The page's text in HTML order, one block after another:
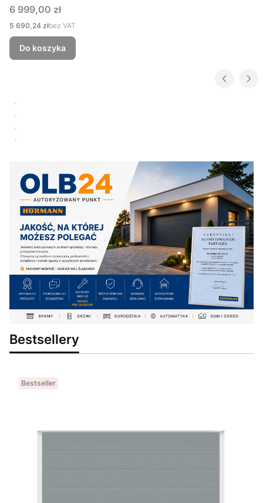
Cena
6 999,00 zł
Cena
5 690,24 złbez VAT
Do koszyka
Bestsellery
Bestseller